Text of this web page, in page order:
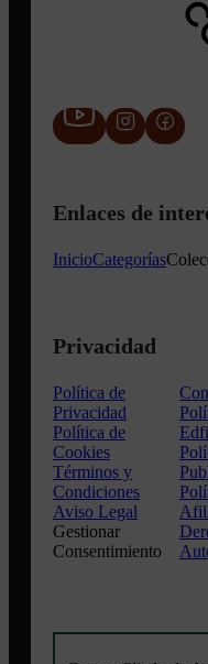
Enlaces de
InicioCategorías
Privacidad
Política de
Privacidad
Política de
Cookies
Términos y
Condiciones
Aviso Legal
Gestionar
Consentimiento